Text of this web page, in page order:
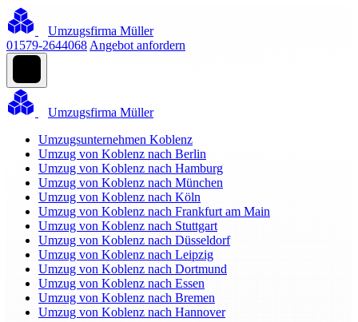
Umzugsfirma Müller
01579-2644068 Angebot anfordern
Umzugsfirma Müller
Umzugsunternehmen Koblenz
Umzug von Koblenz nach Berlin
Umzug von Koblenz nach Hamburg
Umzug von Koblenz nach München
Umzug von Koblenz nach Köln
Umzug von Koblenz nach Frankfurt am Main
Umzug von Koblenz nach Stuttgart
Umzug von Koblenz nach Düsseldorf
Umzug von Koblenz nach Leipzig
Umzug von Koblenz nach Dortmund
Umzug von Koblenz nach Essen
Umzug von Koblenz nach Bremen
Umzug von Koblenz nach Hannover